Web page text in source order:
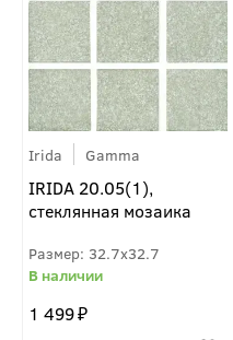
Irida Gamma
IRIDA 20.05(1),
стеклянная мозаика
32.7x32.7
1 499